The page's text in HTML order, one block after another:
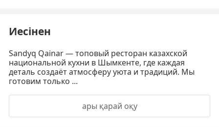
Иесінен
Sandyq Qainar — топовый ресторан казахской
национальной кухни в Шымкенте, где каждая
деталь создаёт атмосферу уюта и традиций. Мы
готовим только ...
ары қарай оқу